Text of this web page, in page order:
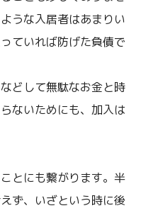
うな入居者はあまりい
ていれば防げた負債で
どして無駄なお金と時
ないためにも、加入は
とにも繋がります。半
ず、いざという時に後